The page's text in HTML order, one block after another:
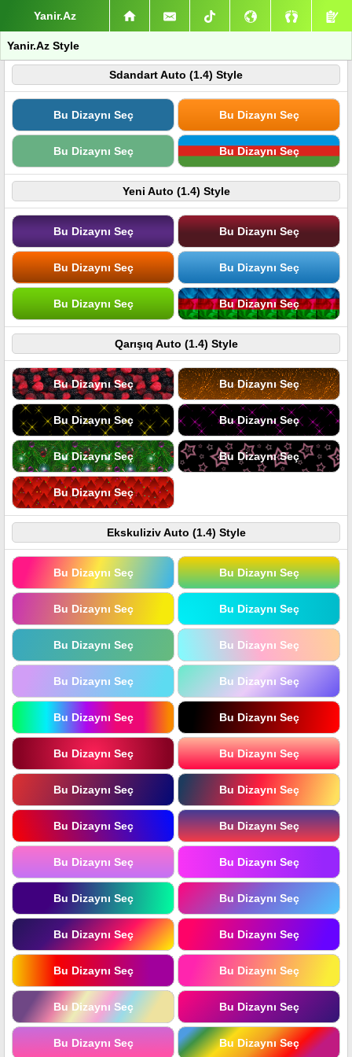
Yanir.Az
Yanir.Az Style
Sdandart Auto (1.4) Style
Bu Dizaynı Seç Bu Dizaynı Seç
Bu Dizaynı Seç Bu Dizaynı Seç
Yeni Auto (1.4) Style
Bu Dizaynı Seç Bu Dizaynı Seç
Bu Dizaynı Seç Bu Dizaynı Seç
Bu Dizaynı Seç Bu Dizaynı Seç
Qarışıq Auto (1.4) Style
Bu Dizaynı Seç Bu Dizaynı Seç
Bu Dizaynı Seç Bu Dizaynı Seç
Bu Dizaynı Seç Bu Dizaynı Seç
Bu Dizaynı Seç
Ekskuliziv Auto (1.4) Style
Bu Dizaynı Seç Bu Dizaynı Seç
Bu Dizaynı Seç Bu Dizaynı Seç
Bu Dizaynı Seç Bu Dizaynı Seç
Bu Dizaynı Seç Bu Dizaynı Seç
Bu Dizaynı Seç Bu Dizaynı Seç
Bu Dizaynı Seç Bu Dizaynı Seç
Bu Dizaynı Seç Bu Dizaynı Seç
Bu Dizaynı Seç Bu Dizaynı Seç
Bu Dizaynı Seç Bu Dizaynı Seç
Bu Dizaynı Seç Bu Dizaynı Seç
Bu Dizaynı Seç Bu Dizaynı Seç
Bu Dizaynı Seç Bu Dizaynı Seç
Bu Dizaynı Seç Bu Dizaynı Seç
Bu Dizaynı Seç Bu Dizaynı Seç